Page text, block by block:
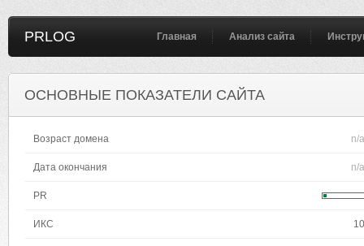
PRLOG Главная Анализ сайта
ОСНОВНЫЕ ПОКАЗАТЕЛИ САЙТА
Возраст домена n/a
Дата окончания n/a
PR
ИКС 10